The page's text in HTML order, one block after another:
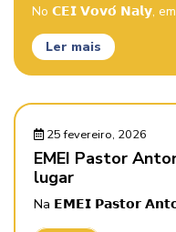
No 𝗖𝗘𝗜 𝗩𝗼𝘃𝗼́ 𝗡𝗮𝗹𝘆, em
Ler mais
25 fevereiro, 2026
EMEI Pastor
lugar
Na 𝗘𝗠𝗘𝗜 𝗣𝗮𝘀𝘁𝗼𝗿